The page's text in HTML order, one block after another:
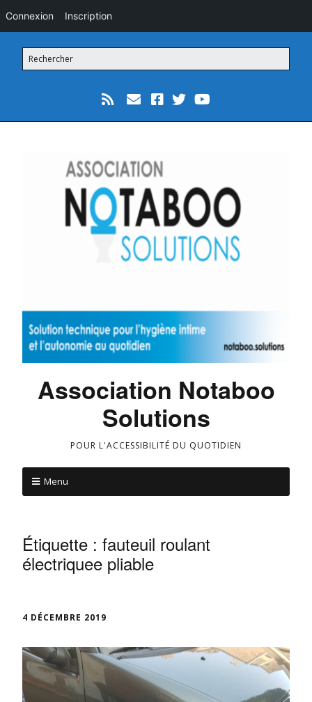
Connexion Inscription
Association Notaboo
Solutions
POUR L'ACCESSIBILITÉ DU QUOTIDIEN
Menu
Étiquette : fauteuil roulant
électriquee pliable
4 DÉCEMBRE 2019